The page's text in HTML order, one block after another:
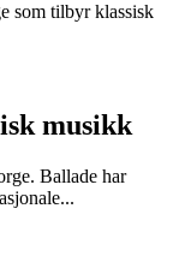
som tilbyr klassisk
musikk
Ballade har